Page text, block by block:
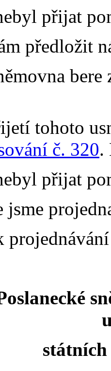
přijat
předložit
tohoto
č. 320.
přijat
jsme